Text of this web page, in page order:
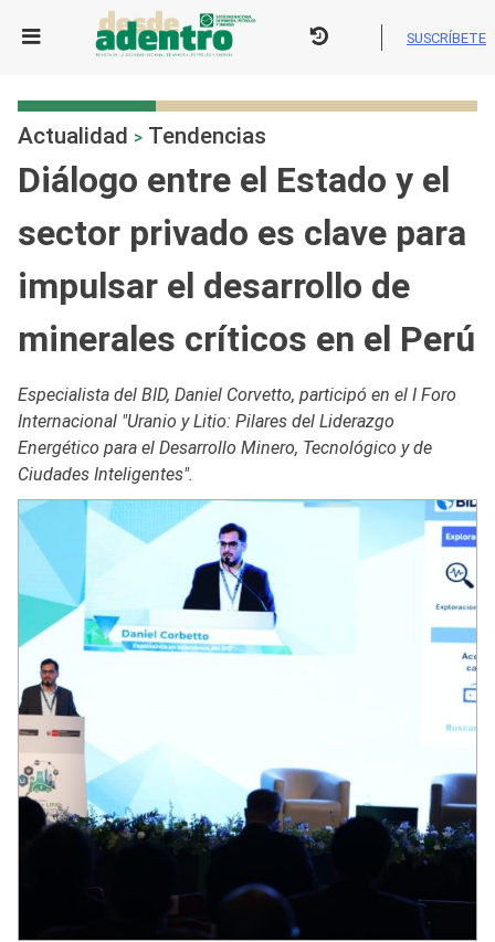
SUSCRÍBETE
Actualidad > Tendencias
Diálogo entre el Estado y el
sector privado es clave para
impulsar el desarrollo de
minerales críticos en el Perú
Especialista del BID, Daniel Corvetto, participó en el I Foro
Internacional "Uranio y Litio: Pilares del Liderazgo
Energético para el Desarrollo Minero, Tecnológico y de
Ciudades Inteligentes".